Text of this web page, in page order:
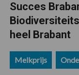
Succes
heel Brabant
Melkprijs